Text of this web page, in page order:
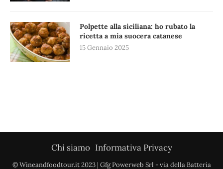
Polpette alla siciliana: ho rubato la
ricetta a mia suocera catanese
15 Gennaio 2025
Chi siamo Informativa Privacy
© Wineandfoodtour.it 2023 | Gfg Powerweb Srl - via della Batteria